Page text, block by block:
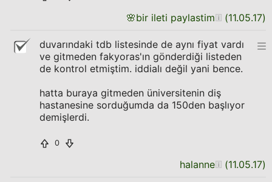
🌸bir ileti paylastim (11.05.17)
duvarındaki tdb listesinde de aynı fiyat vardı
ve gitmeden fakyoras'ın gönderdiği listeden
de kontrol etmiştim. iddialı değil yani bence.
hatta buraya gitmeden üniversitenin diş
hastanesine sorduğumda da 150den başlıyor
demişlerdi.
0
halanne (11.05.17)